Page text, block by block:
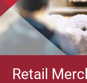
Retail